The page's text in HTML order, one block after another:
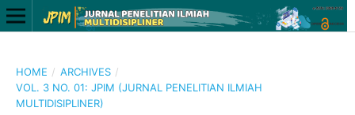
HOME / ARCHIVES /
VOL. 3 NO. 01: JPIM (JURNAL PENELITIAN ILMIAH
MULTIDISIPLINER)